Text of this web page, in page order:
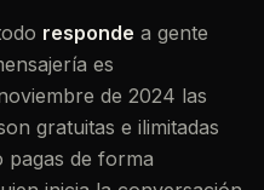
responde a gente
es
de 2024 las
gratuitas e ilimitadas
pagas de forma